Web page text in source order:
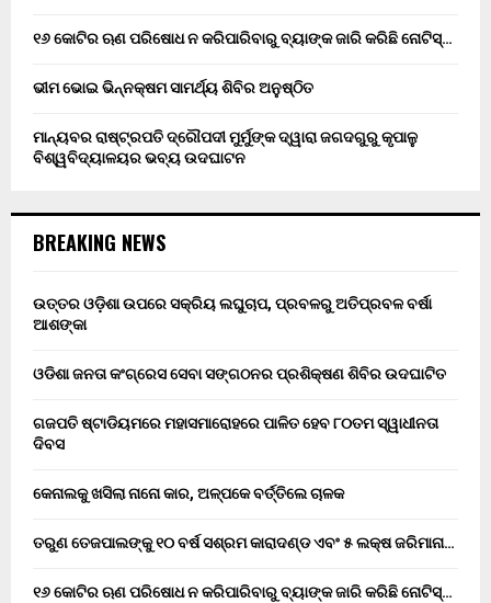
୧୬ କୋଟିର ଋଣ ପରିଷୋଧ ନ କରିପାରିବାରୁ ବ୍ୟାଙ୍କ ଜାରି କରିଛି ନୋଟିସ୍…
ଭୀମ ଭୋଇ ଭିନ୍ନକ୍ଷମ ସାମର୍ଥ୍ୟ ଶିବିର ଅନୁଷ୍ଠିତ
ମାନ୍ୟବର ରାଷ୍ଟ୍ରପତି ଦ୍ରୌପଦୀ ମୁର୍ମୁଙ୍କ ଦ୍ୱାରା ଜଗଦଗୁରୁ କୃପାଳୁ
ବିଶ୍ୱବିଦ୍ୟାଳୟର ଭବ୍ୟ ଉଦଘାଟନ
BREAKING NEWS
ଉତ୍ତର ଓଡ଼ିଶା ଉପରେ ସକ୍ରିୟ ଲଘୁଚାପ, ପ୍ରବଳରୁ ଅତିପ୍ରବଳ ବର୍ଷା
ଆଶଙ୍କା
ଓଡିଶା ଜନତା କଂଗ୍ରେସ ସେବା ସଙ୍ଗଠନର ପ୍ରଶିକ୍ଷଣ ଶିବିର ଉଦଘାଟିତ
ଗଜପତି ଷ୍ଟାଡିୟମରେ ମହାସମାରୋହରେ ପାଳିତ ହେବ ୮୦ତମ ସ୍ୱାଧୀନତା
ଦିବସ
କେନାଲକୁ ଖସିଲା ନାନୋ କାର, ଅଳ୍ପକେ ବର୍ତ୍ତିଲେ ଚାଳକ
ତରୁଣ ତେଜପାଲଙ୍କୁ ୧୦ ବର୍ଷ ସଶ୍ରମ କାରାଦଣ୍ଡ ଏବଂ ₹୫ ଲକ୍ଷ ଜରିମାନା…
୧୬ କୋଟିର ଋଣ ପରିଷୋଧ ନ କରିପାରିବାରୁ ବ୍ୟାଙ୍କ ଜାରି କରିଛି ନୋଟିସ୍…